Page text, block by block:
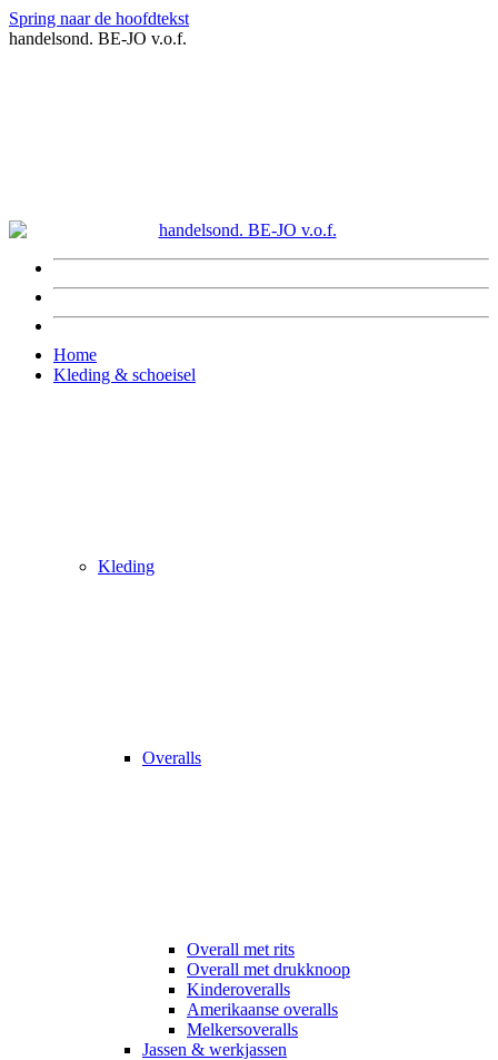
Spring naar de hoofdtekst
handelsond. BE-JO v.o.f.
Home
Kleding & schoeisel
Kleding
Overalls
Overall met rits
Overall met drukknoop
Kinderoveralls
Amerikaanse overalls
Melkersoveralls
Jassen & werkjassen